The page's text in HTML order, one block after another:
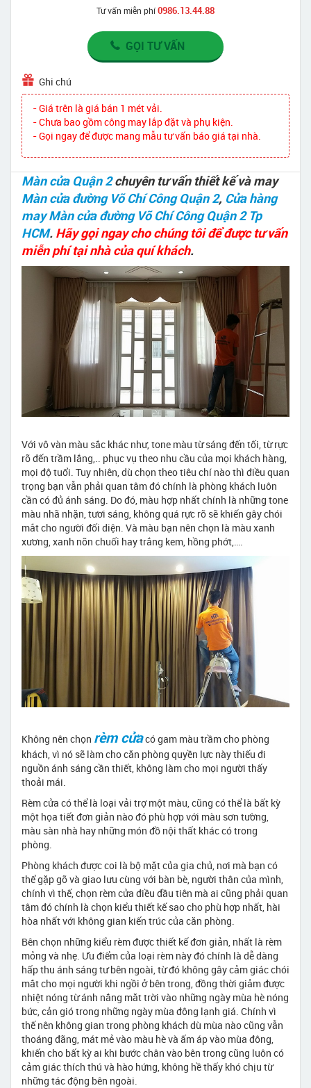
Tư vấn miễn phí0986.13.44.88
GỌI TƯ VẤN
Ghi chú
- Giá trên là giá bán 1 mét vải.
- Chưa bao gồm công may lắp đặt và phụ kiện.
- Gọi ngay để được mang mẫu tư vấn báo giá tại nhà.
Màn cửa Quận 2chuyên tư vấn thiết kế và may
Màn cửa đường Võ Chí Công Quận 2, Cửa hàng
may Màn cửa đường Võ Chí Công Quận 2 Tp
HCM. Hãy gọi ngay cho chúng tôi để được tư vấn
miễn phí tại nhà của quí khách.
Với vô vàn màu sắc khác như, tone màu từ sáng đến tối, từ rực
rỡ đến trầm lắng,.. phục vụ theo nhu cầu của mọi khách hàng,
mọi độ tuổi. Tuy nhiên, dù chọn theo tiêu chí nào thì điều quan
trọng bạn vẫn phải quan tâm đó chính là phòng khách luôn
cần có đủ ánh sáng. Do đó, màu hợp nhất chính là những tone
màu nhã nhặn, tươi sáng, không quá rực rỡ sẽ khiến gây chói
mắt cho người đối diện. Và màu bạn nên chọn là màu xanh
xương, xanh nõn chuối hay trắng kem, hồng phớt,….
Không nên chọn rèm cửacó gam màu trầm cho phòng
khách, vì nó sẽ làm cho căn phòng quyền lực này thiếu đi
nguồn ánh sáng cần thiết, không làm cho mọi người thấy
thoải mái.
Rèm cửa có thể là loại vải trợ một màu, cũng có thể là bất kỳ
một họa tiết đơn giản nào đó phù hợp với màu sơn tường,
màu sàn nhà hay những món đồ nội thất khác có trong
phòng.
Phòng khách được coi là bộ mặt của gia chủ, nơi mà bạn có
thể gặp gỡ và giao lưu cùng với bàn bè, người thân của mình,
chính vì thế, chọn rèm cửa điều đầu tiên mà ai cũng phải quan
tâm đó chính là chọn kiểu thiết kế sao cho phù hợp nhất, hài
hòa nhất với không gian kiến trúc của căn phòng.
Bên chọn những kiểu rèm được thiết kế đơn giản, nhất là rèm
mỏng và nhẹ. Ưu điểm của loại rèm này đó chính là dễ dàng
hấp thu ánh sáng tư bên ngoài, từ đó không gây cảm giác chói
mắt cho mọi người khi ngồi ở bên trong, đồng thời giảm được
nhiệt nóng từ ánh nắng măt trời vào những ngày mùa hè nóng
bức, cản gió trong những ngày mùa đông lạnh giá. Chính vì
thế nên không gian trong phòng khách dù mùa nào cũng vẫn
thoáng đãng, mát mẻ vào màu hè và ấm áp vào mùa đông,
khiến cho bất kỳ ai khi bước chân vào bên trong cũng luôn có
cảm giác thích thú và hào hứng, không hề thấy khó chịu từ
những tác động bên ngoài.